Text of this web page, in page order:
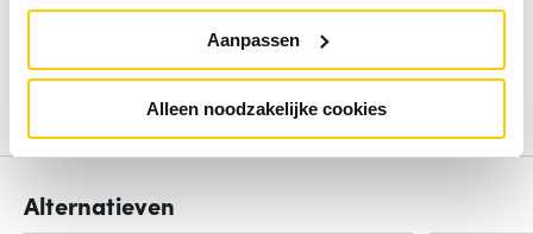
Aanpassen
Alleen noodzakelijke cookies
Deel je ervaring met het product door het schrijven van een
Schrijf een review
Alternatieven